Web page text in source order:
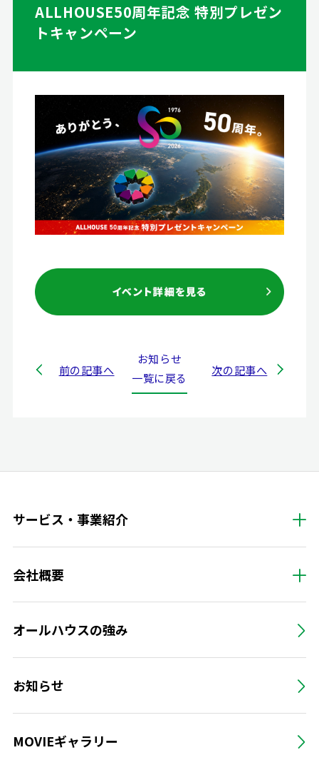
ALLHOUSE50周年記念 特別プレゼン
トキャンペーン
前の記事へ
お知らせ
一覧に戻る
次の記事へ
サービス・事業紹介
会社概要
オールハウスの強み
お知らせ
MOVIEギャラリー